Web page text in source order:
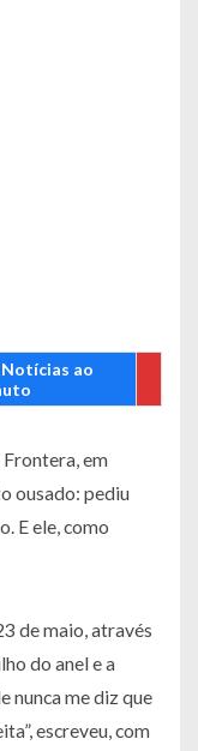
ao
em
ousado: pediu
E ele, como
de maio, através
do anel e a
nunca me diz que
escreveu, com